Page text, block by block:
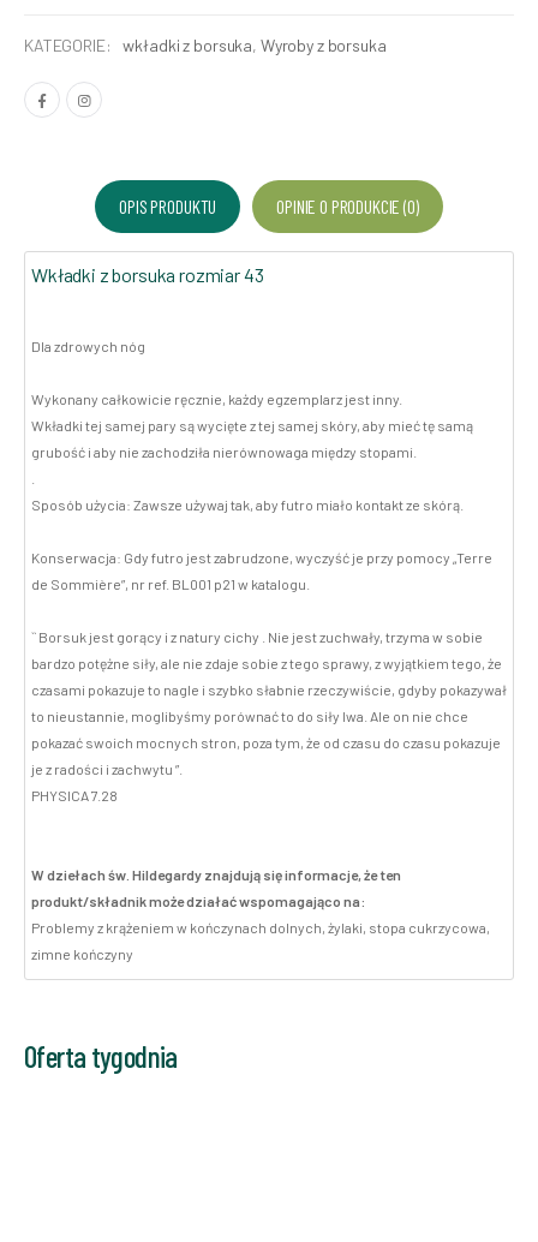
KATEGORIE: wkładki z borsuka, Wyroby z borsuka
OPIS PRODUKTU OPINIE O PRODUKCIE (0)
Wkładki z borsuka rozmiar 43
Dla zdrowych nóg
Wykonany całkowicie ręcznie, każdy egzemplarz jest inny.
Wkładki tej samej pary są wycięte z tej samej skóry, aby mieć tę samą
grubość i aby nie zachodziła nierównowaga między stopami.
Sposób użycia: Zawsze używaj tak, aby futro miało kontakt ze skórą.
Konserwacja: Gdy futro jest zabrudzone, wyczyść je przy pomocy „Terre
de Sommière”, nr ref. BL001 p21 w katalogu.
`` Borsuk jest gorący i z natury cichy . Nie jest zuchwały, trzyma w sobie
bardzo potężne siły, ale nie zdaje sobie z tego sprawy, z wyjątkiem tego, że
czasami pokazuje to nagle i szybko słabnie rzeczywiście, gdyby pokazywał
to nieustannie, moglibyśmy porównać to do siły lwa. Ale on nie chce
pokazać swoich mocnych stron, poza tym, że od czasu do czasu pokazuje
je z radości i zachwytu ”.
PHYSICA 7.28
W dziełach św. Hildegardy znajdują się informacje, że ten
produkt/składnik może działać wspomagająco na:
Problemy z krążeniem w kończynach dolnych, żylaki, stopa cukrzycowa,
zimne kończyny
Oferta tygodnia